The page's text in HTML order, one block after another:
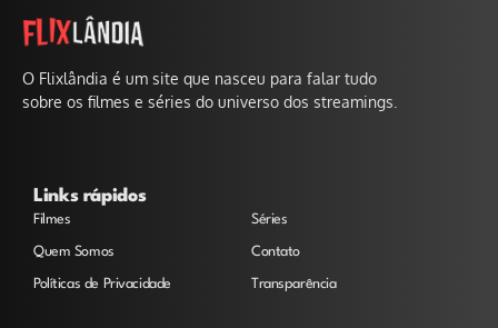
O Flixlândia é um site que nasceu para falar tudo
sobre os filmes e séries do universo dos streamings.
Links rápidos
Filmes Séries
Quem Somos Contato
Políticas de Privacidade Transparência